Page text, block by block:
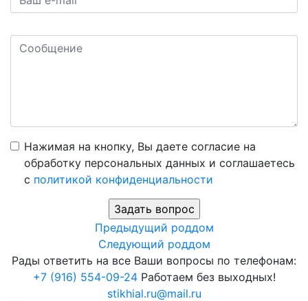
Нажимая на кнопку, Вы даете согласие на
обработку персональных данных и соглашаетесь
c политикой конфиденциальности
Предыдущий роддом
Следующий роддом
Рады ответить на все Ваши вопросы по телефонам:
+7 (916) 554-09-24 Работаем без выходных!
stikhial.ru@mail.ru